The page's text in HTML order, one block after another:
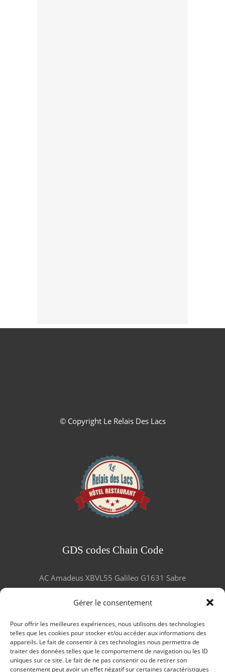
Gérer le consentement
Pour offrir les meilleures expériences, nous utilisons des technologies
telles que les cookies pour stocker et/ou accéder aux informations des
appareils. Le fait de consentir à ces technologies nous permettra de
traiter des données telles que le comportement de navigation ou les ID
uniques sur ce site. Le fait de ne pas consentir ou de retirer son
consentement peut avoir un effet négatif sur certaines caractéristiques
© Copyright Le Relais Des Lacs
GDS codes Chain Code
AC Amadeus XBVL55 Galileo G1631 Sabre
LES GOURMANDS ET VOYAGEURS
TÉMOIGNENT !
SERVICES F.A.Q